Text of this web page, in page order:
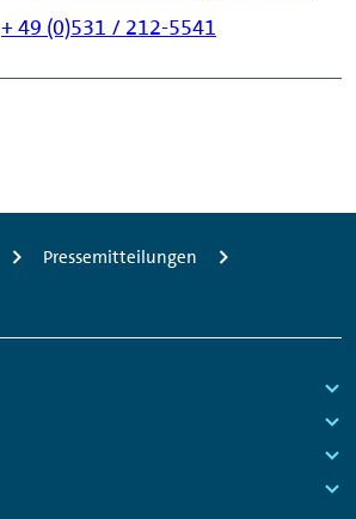
+ 49 (0)531 / 212-5541
Pressemitteilungen